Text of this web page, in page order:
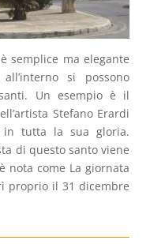
semplice ma elegante
si possono
Un esempio è il
Stefano Erardi
in tutta la sua gloria.
di questo santo viene
nota come La giornata
proprio il 31 dicembre